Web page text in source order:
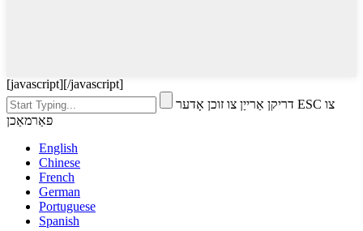
[javascript][/javascript]
דריקן אַרייַן צו זוכן אָדער ESC צו
פאַרמאַכן
English
Chinese
French
German
Portuguese
Spanish